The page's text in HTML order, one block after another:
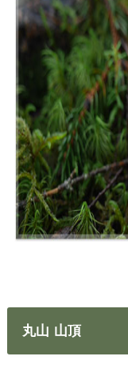
丸山 山頂